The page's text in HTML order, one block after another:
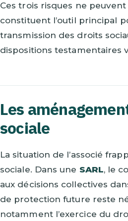
Ces trois risques ne
constituent l’outil principal
transmission des droits
dispositions testamentaires
Les
sociale
La situation de l’associé
sociale. Dans une SARL, le
aux décisions collectives
de protection future reste
notamment l’exercice du